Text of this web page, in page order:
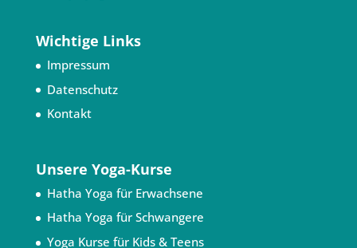
Wichtige Links
Impressum
Datenschutz
Kontakt
Unsere Yoga-Kurse
Hatha Yoga für Erwachsene
Hatha Yoga für Schwangere
Yoga Kurse für Kids & Teens